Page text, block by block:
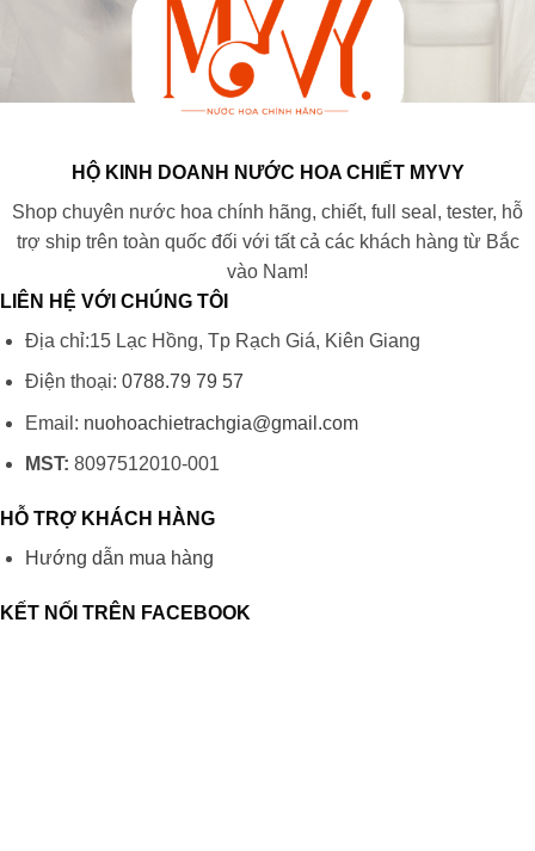
HỘ KINH DOANH NƯỚC HOA CHIẾT MYVY
Shop chuyên nước hoa chính hãng, chiết, full seal, tester, hỗ
trợ ship trên toàn quốc đối với tất cả các khách hàng từ Bắc
vào Nam!
LIÊN HỆ VỚI CHÚNG TÔI
Địa chỉ:15 Lạc Hồng, Tp Rạch Giá, Kiên Giang
Điện thoại: 0788.79 79 57
Email: nuohoachietrachgia@gmail.com
MST: 8097512010-001
HỖ TRỢ KHÁCH HÀNG
Hướng dẫn mua hàng
KẾT NỐI TRÊN FACEBOOK